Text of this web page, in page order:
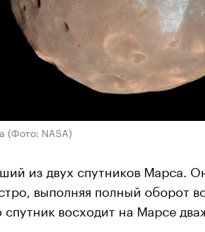
(Фото: NASA)
из двух спутников Марса.
выполняя полный оборот
восходит на Марсе